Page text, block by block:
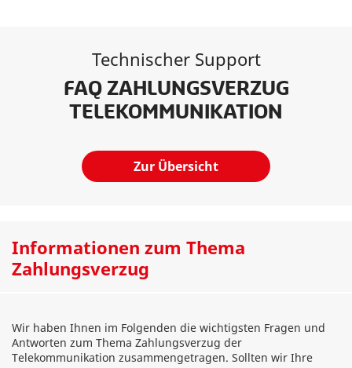
Technischer Support
FAQ ZAHLUNGSVERZUG
TELEKOMMUNIKATION
Zur Übersicht
Informationen zum Thema
Zahlungsverzug
Wir haben Ihnen im Folgenden die wichtigsten Fragen und
Antworten zum Thema Zahlungsverzug der
Telekommunikation zusammengetragen. Sollten wir Ihre